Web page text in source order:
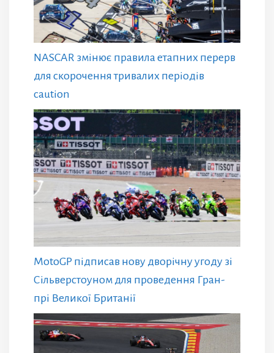
NASCAR змінює правила етапних перерв
для скорочення тривалих періодів
caution
MotoGP підписав нову дворічну угоду зі
Сільверстоуном для проведення Гран-
прі Великої Британії